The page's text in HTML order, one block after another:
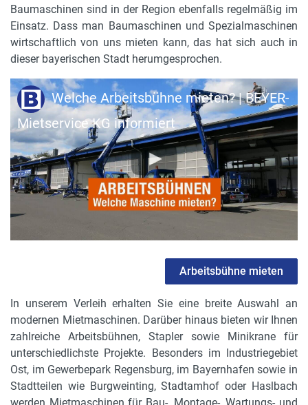
Baumaschinen sind in der Region ebenfalls regelmäßig im
Einsatz. Dass man Baumaschinen und Spezialmaschinen
wirtschaftlich von uns mieten kann, das hat sich auch in
dieser bayerischen Stadt herumgesprochen.
Welche Arbeitsbühne mieten? | BEYER-
Mietservice KG informiert
Arbeitsbühne mieten
In unserem Verleih erhalten Sie eine breite Auswahl an
modernen Mietmaschinen. Darüber hinaus bieten wir Ihnen
zahlreiche Arbeitsbühnen, Stapler sowie Minikrane für
unterschiedlichste Projekte. Besonders im Industriegebiet
Ost, im Gewerbepark Regensburg, im Bayernhafen sowie in
Stadtteilen wie Burgweinting, Stadtamhof oder Haslbach